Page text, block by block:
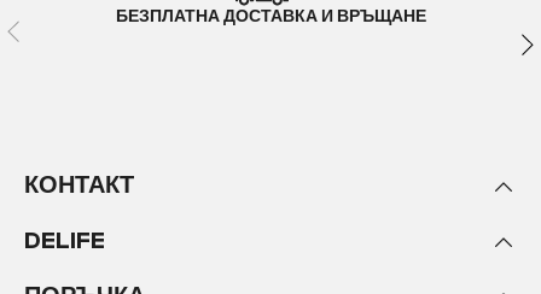
БЕЗПЛАТНА ДОСТАВКА И ВРЪЩАНЕ
КОНТАКТ
DELIFE